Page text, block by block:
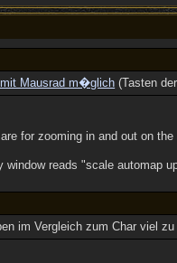
Mausrad m�glich (Tasten
for zooming in and out on
window reads "scale automap
im Vergleich zum Char viel